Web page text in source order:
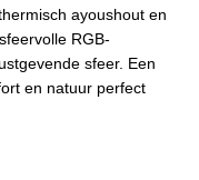
ayoushout en
RGB-
sfeer. Een
en natuur perfect